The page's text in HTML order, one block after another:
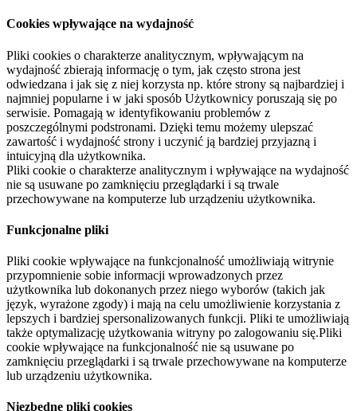
Cookies wpływające na wydajność
Pliki cookies o charakterze analitycznym, wpływającym na
wydajność zbierają informację o tym, jak często strona jest
odwiedzana i jak się z niej korzysta np. które strony są najbardziej i
najmniej popularne i w jaki sposób Użytkownicy poruszają się po
serwisie. Pomagają w identyfikowaniu problemów z
poszczególnymi podstronami. Dzięki temu możemy ulepszać
zawartość i wydajność strony i uczynić ją bardziej przyjazną i
intuicyjną dla użytkownika.
Pliki cookie o charakterze analitycznym i wpływające na wydajność
nie są usuwane po zamknięciu przeglądarki i są trwale
przechowywane na komputerze lub urządzeniu użytkownika.
Funkcjonalne pliki
Pliki cookie wpływające na funkcjonalność umożliwiają witrynie
przypomnienie sobie informacji wprowadzonych przez
użytkownika lub dokonanych przez niego wyborów (takich jak
język, wyrażone zgody) i mają na celu umożliwienie korzystania z
lepszych i bardziej spersonalizowanych funkcji. Pliki te umożliwiają
także optymalizację użytkowania witryny po zalogowaniu się.Pliki
cookie wpływające na funkcjonalność nie są usuwane po
zamknięciu przeglądarki i są trwale przechowywane na komputerze
lub urządzeniu użytkownika.
Niezbędne pliki cookies